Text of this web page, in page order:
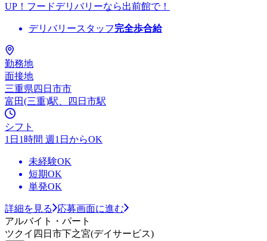
UP！フードデリバリーなら出前館で！
デリバリースタッフ完全歩合給
勤務地
面接地
三重県四日市市
富田(三重)駅、四日市駅
シフト
1日1時間 週1日からOK
未経験OK
短期OK
単発OK
詳細を見る
応募画面に進む
アルバイト・パート
ツクイ四日市下之宮(デイサービス)